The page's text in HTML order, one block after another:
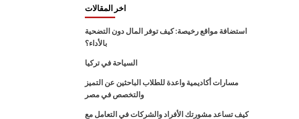
اخر المقالات
استضافة مواقع رخيصة: كيف توفر المال دون التضحية
بالأداء؟
السياحة في تركيا
مسارات أكاديمية واعدة للطلاب الباحثين عن التميز
والتخصص في مصر
كيف تساعد مشورتك الأفراد والشركات في التعامل مع